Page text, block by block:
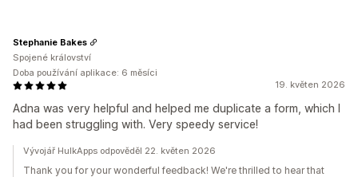
19. květen 2026
Adna was very helpful and helped me duplicate a form, which I
had been struggling with. Very speedy service!
Stephanie Bakes
Spojené království
Doba používání aplikace: 6 měsíci
Vývojář HulkApps odpověděl 22. květen 2026
Thank you for your wonderful feedback! We're thrilled to hear that